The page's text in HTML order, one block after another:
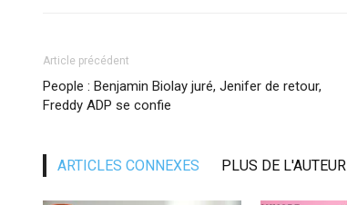
Article précédent
People : Benjamin Biolay juré, Jenifer de retour,
Freddy ADP se confie
ARTICLES CONNEXES PLUS DE L'AUTEUR